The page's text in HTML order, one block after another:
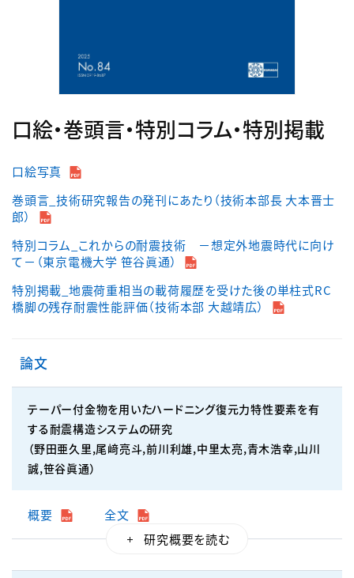
口絵・巻頭言・特別コラム・特別掲載
口絵写真
巻頭言_技術研究報告の発刊にあたり（技術本部長 大本晋士
郎）
特別コラム_これからの耐震技術 －想定外地震時代に向け
て－（東京電機大学 笹谷眞通）
特別掲載_地震荷重相当の載荷履歴を受けた後の単柱式RC
橋脚の残存耐震性能評価（技術本部 大越靖広）
論文
テーパー付金物を用いたハードニング復元力特性要素を有
する耐震構造システムの研究
（野田亜久里,尾﨑亮斗,前川利雄,中里太亮,青木浩幸,山川
誠,笹谷眞通）
概要 全文